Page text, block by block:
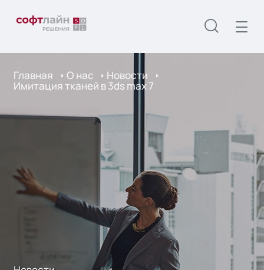
Главная О нас Новости
Имитация тканей в 3ds max 7